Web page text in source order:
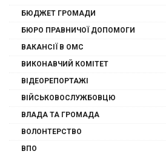
БЮДЖЕТ ГРОМАДИ
БЮРО ПРАВНИЧОЇ ДОПОМОГИ
ВАКАНСІЇ В ОМС
ВИКОНАВЧИЙ КОМІТЕТ
ВІДЕОРЕПОРТАЖІ
ВІЙСЬКОВОСЛУЖБОВЦЮ
ВЛАДА ТА ГРОМАДА
ВОЛОНТЕРСТВО
ВПО